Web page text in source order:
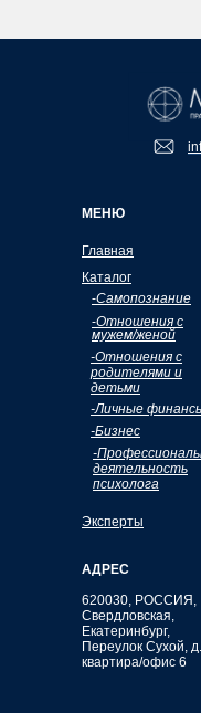
Каталог
-Самопознание
-Отношения с
мужем/женой
-Отношения с
родителями и
детьми
-Личные
-Бизнес
-
деятельность
психолога
Главная
АДРЕС
620030, РОССИЯ,
Свердловская,
Екатеринбург,
Переулок Сухой,
квартира/офис 6
МЕНЮ
Эксперты